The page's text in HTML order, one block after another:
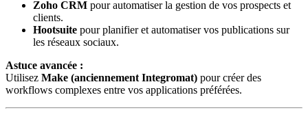
Zoho CRM pour automatiser la gestion de vos prospects et
clients.
Hootsuite pour planifier et automatiser vos publications sur
les réseaux sociaux.
Astuce avancée :
Utilisez Make (anciennement Integromat) pour créer des
workflows complexes entre vos applications préférées.